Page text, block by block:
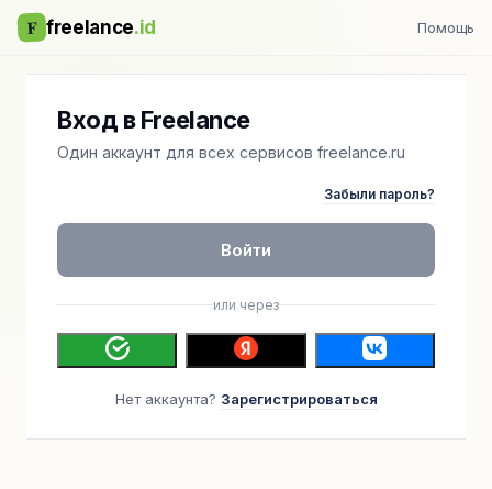
F freelance.id Помощь
Вход в Freelance
Один аккаунт для всех сервисов freelance.ru
Забыли пароль?
Войти
или через
Нет аккаунта? Зарегистрироваться